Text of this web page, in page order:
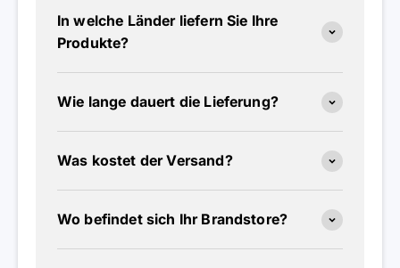
In welche Länder liefern Sie Ihre
Produkte?
Wie lange dauert die Lieferung?
Was kostet der Versand?
Wo befindet sich Ihr Brandstore?